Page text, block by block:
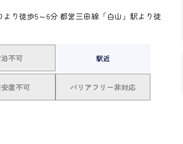
り徒歩5～6分 都営三田線「白山」駅より徒
不可 駅近
置不可 バリアフリー非対応